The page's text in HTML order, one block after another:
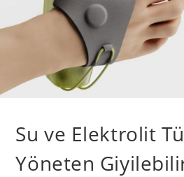
Su ve Elektrolit
Yöneten